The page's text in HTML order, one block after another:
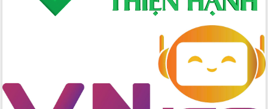
“Hồ sơ phi địa giới – Bước tiến mới
triển hiệu quả khoa học, công nghệ,
đổi mới sáng tạo và chuyển đổi số